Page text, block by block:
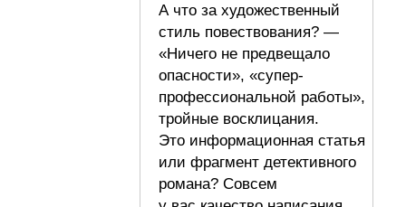
А что за художественный
стиль повествования? —
«Ничего не предвещало
опасности», «супер-
профессиональной работы»,
тройные восклицания.
Это информационная статья
или фрагмент детективного
романа? Совсем